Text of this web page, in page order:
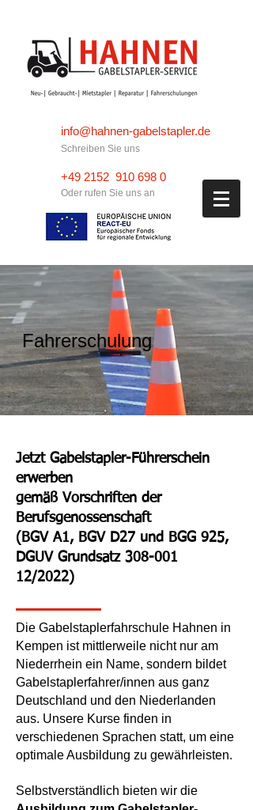
info@hahnen-gabelstapler.de
Schreiben Sie uns
+49 2152 910 698 0
Oder rufen Sie uns an
Fahrerschulung
Jetzt Gabelstapler-Führerschein
erwerben
gemäß Vorschriften der
Berufsgenossenschaft
(BGV A1, BGV D27 und BGG 925,
DGUV Grundsatz 308-001
12/2022)
Die Gabelstaplerfahrschule Hahnen in
Kempen ist mittlerweile nicht nur am
Niederrhein ein Name, sondern bildet
Gabelstaplerfahrer/innen aus ganz
Deutschland und den Niederlanden
aus. Unsere Kurse finden in
verschiedenen Sprachen statt, um eine
optimale Ausbildung zu gewährleisten.
Selbstverständlich bieten wir die